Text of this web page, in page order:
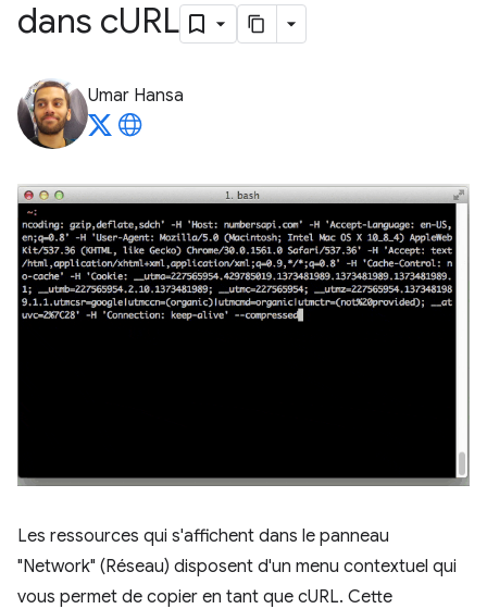
dans cURL
Umar Hansa
Les ressources qui s'affichent dans le panneau
"Network" (Réseau) disposent d'un menu contextuel qui
vous permet de copier en tant que cURL. Cette